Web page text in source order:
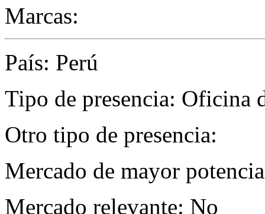
Marcas:
País: Perú
Tipo de presencia: Oficina
Otro tipo de presencia:
Mercado de mayor
Mercado relevante: No